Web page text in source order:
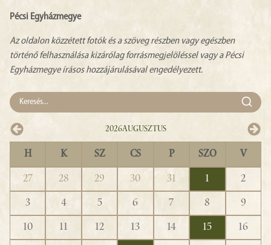
Pécsi Egyházmegye
Az oldalon közzétett fotók és a szöveg részben vagy egészben
történő felhasználása kizárólag forrásmegjelöléssel vagy a Pécsi
Egyházmegye írásos hozzájárulásával engedélyezett.
2026Augusztus
H K SZ CS P SZO V
27 28 29 30 31 1
2
3
4 5 6 7 8
9
10
11 12 13 14 15
16